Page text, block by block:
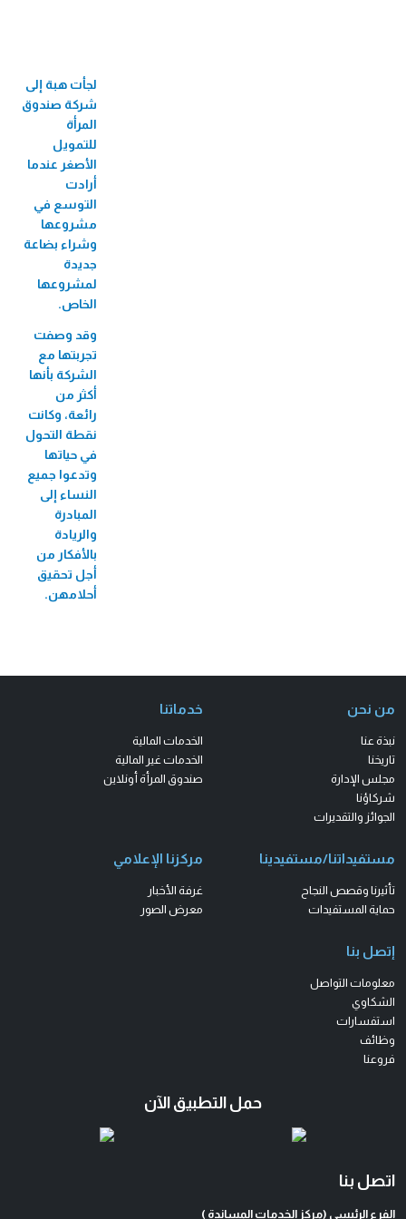
82 منحة جامعية
3,424 مستفيد/
270,930 مستفيد/ة من التأمين
لجأت هبة إلى
شركة صندوق
المرأة
للتمويل
الأصغر عندما
أرادت
التوسع في
مشروعها
وشراء بضاعة
جديدة
لمشروعها
الخاص.
وقد وصفت
تجربتها مع
الشركة بأنها
أكثر من
رائعة، وكانت
نقطة التحول
في حياتها
وتدعوا جميع
النساء إلى
المبادرة
والريادة
بالأفكار من
أجل تحقيق
أحلامهن.
من نحن
نبذة عنا
تاريخنا
مجلس الإدارة
شركاؤنا
الجوائز والتقديرات
خدماتنا
الخدمات المالية
الخدمات غير المالية
صندوق المرأة أونلاين
مستفيداتنا/مستفيدينا
تأثيرنا وقصص النجاح
حماية المستفيدات
مركزنا الإعلامي
غرفة الأخبار
معرض الصور
إتصل بنا
معلومات التواصل
الشكاوي
استفسارات
وظائف
فروعنا
حمل التطبيق الآن
اتصل بنا
الفرع الرئيسي (مركز الخدمات المساندة )